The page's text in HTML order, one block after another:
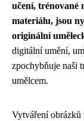
učení, trénované
materiálu, jsou
originální
digitální umění,
zpochybňuje naši
umělcem.
Vytváření obrázků